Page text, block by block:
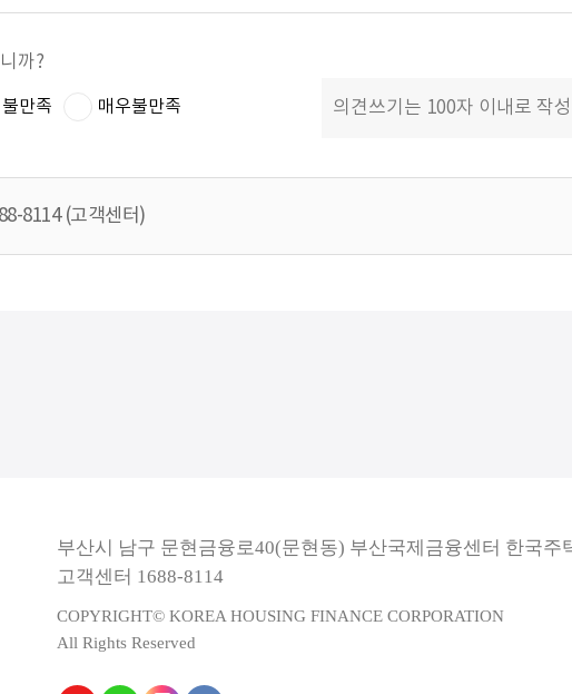
까?
불만족 매우불만족
8114 (고객센터)
부산시 남구 문현금융로40(문현동) 부산국제금융센터 한국주
고객센터 1688-8114
COPYRIGHT© KOREA HOUSING FINANCE CORPORATION
All Rights Reserved